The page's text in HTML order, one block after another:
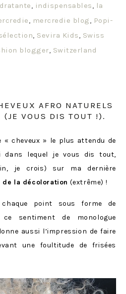
indispensables
la
mercredie blog
Popi-
Sevira Kids
Swiss
blogger Switzerland
AFRO NATURELS
(JE VOUS DIS TOUT !).
« cheveux » le plus attendu de
dans lequel je vous dis tout,
je crois) sur ma dernière
de la décoloration (extrême) !
chaque point sous forme de
sentiment de monologue
aussi l’impression de faire
une foultitude de frisées